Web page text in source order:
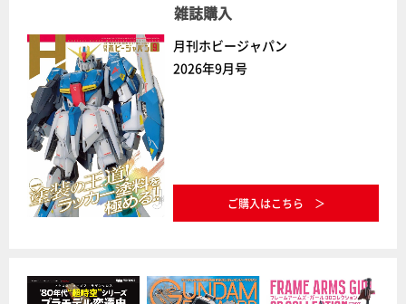
雑誌購入
月刊ホビージャパン
2026年9月号
ご購入はこちら